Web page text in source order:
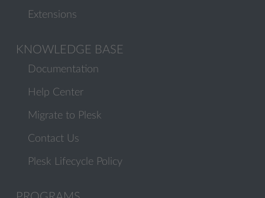
Extensions
KNOWLEDGE BASE
Documentation
Help Center
Migrate to Plesk
Contact Us
Plesk Lifecycle Policy